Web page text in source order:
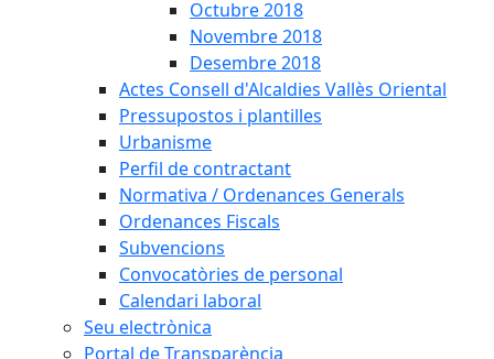
Octubre 2018
Novembre 2018
Desembre 2018
Actes Consell d'Alcaldies Vallès Oriental
Pressupostos i plantilles
Urbanisme
Perfil de contractant
Normativa / Ordenances Generals
Ordenances Fiscals
Subvencions
Convocatòries de personal
Calendari laboral
Seu electrònica
Portal de Transparència